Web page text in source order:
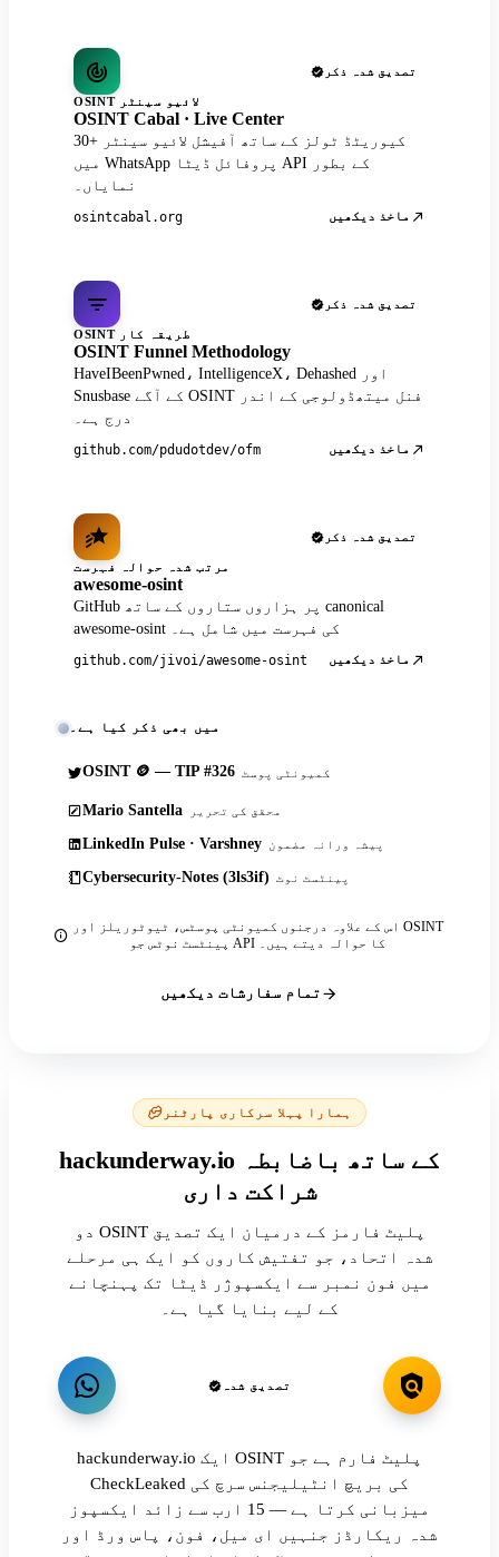
تصدیق شدہ ذکر
OSINT لائیو سینٹر
OSINT Cabal · Live Center
30+ کیوریٹڈ ٹولز کے ساتھ آفیشل لائیو سینٹر
میں WhatsApp پروفائل ڈیٹا API کے بطور
نمایاں۔
osintcabal.org ماخذ دیکھیں
تصدیق شدہ ذکر
OSINT طریقہ کار
OSINT Funnel Methodology
HaveIBeenPwned، IntelligenceX، Dehashed اور
Snusbase کے آگے OSINT فنل میتھڈولوجی کے اندر
درج ہے۔
github.com/pdudotdev/ofm ماخذ دیکھیں
تصدیق شدہ ذکر
مرتب شدہ حوالہ فہرست
awesome-osint
GitHub پر ہزاروں ستاروں کے ساتھ canonical
awesome-osint کی فہرست میں شامل ہے۔
github.com/jivoi/awesome-osint ماخذ دیکھیں
میں بھی ذکر کیا ہے۔
OSINT 🪙 — TIP #326 کمیونٹی پوسٹ
Mario Santella محقق کی تحریر
LinkedIn Pulse · Varshney پیشہ ورانہ مضمون
Cybersecurity-Notes (3ls3if) پینٹسٹ نوٹ
اس کے علاوہ درجنوں کمیونٹی پوسٹس، ٹیوٹوریلز اور OSINT
پینٹسٹ نوٹس جو API کا حوالہ دیتے ہیں۔
تمام سفارشات دیکھیں
ہمارا پہلا سرکاری پارٹنر
hackunderway.io کے ساتھ باضابطہ
شراکت داری
دو OSINT پلیٹ فارمز کے درمیان ایک تصدیق
شدہ اتحاد، جو تفتیش کاروں کو ایک ہی مرحلے
میں فون نمبر سے ایکسپوژر ڈیٹا تک پہنچانے
کے لیے بنایا گیا ہے۔
تصدیق شدہ
hackunderway.io ایک OSINT پلیٹ فارم ہے جو
CheckLeaked کی بریچ انٹیلیجنس سرچ کی
میزبانی کرتا ہے — 15 ارب سے زائد ایکسپوز
شدہ ریکارڈز جنہیں ای میل، فون، پاس ورڈ اور